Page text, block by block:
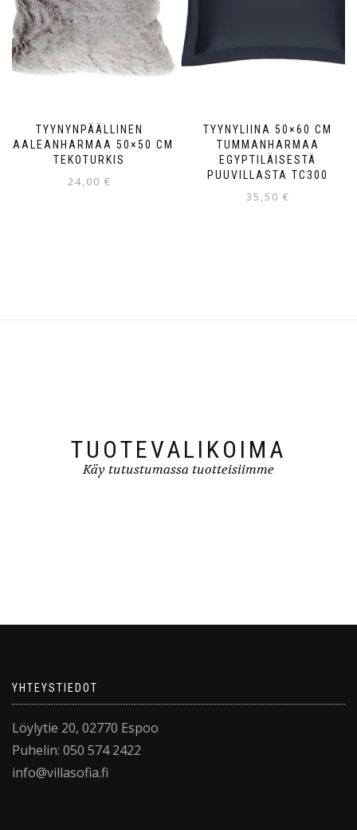
TYYNYNPÄÄLLINEN
VAALEANHARMAA 50×50 CM
TEKOTURKIS
24,00 €
TYYNYLIINA 50×60 CM
TUMMANHARMAA
EGYPTILÄISESTÄ
PUUVILLASTA TC300
35,50 €
TUOTEVALIKOIMA
Käy tutustumassa tuotteisiimme
YHTEYSTIEDOT
Löylytie 20, 02770 Espoo
Puhelin: 050 574 2422
info@villasofia.fi